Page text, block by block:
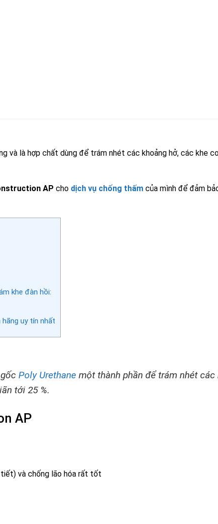
và là hợp chất dùng để trám nhét các khoảng hở, các khe
AP cho dịch vụ chống thấm của mình để đảm
khe đàn hồi:
uy tín nhất
Poly Urethane một thành phần để trám nhét
tới 25 %.
AP
tiết) và chống lão hóa rất tốt